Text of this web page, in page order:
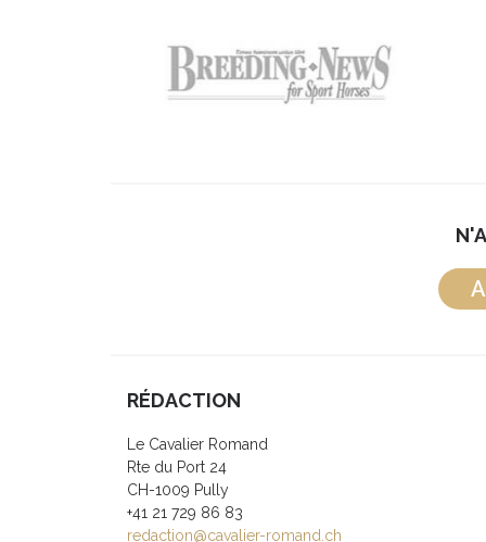
RÉDACTION
Le Cavalier Romand
Rte du Port 24
CH-1009 Pully
+41 21 729 86 83
redaction@cavalier-romand.ch